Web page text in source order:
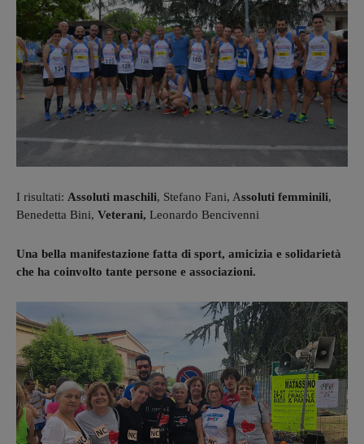
I risultati: Assoluti maschili, Stefano Fani, Assoluti femminili,
Benedetta Bini, Veterani, Leonardo Bencivenni
Una bella manifestazione fatta di sport, amicizia e solidarietà
che ha coinvolto tante persone e associazioni.